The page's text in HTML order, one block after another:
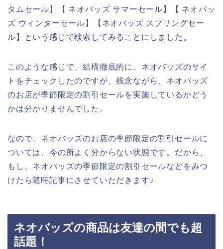
タムセール】【 ネオバッズ サマーセール】【 ネオバッ
ズ ウィンターセール】【ネオバッズ スプリングセー
ル】という感じで検索してみることにしました。
このような感じで、結構徹底的に、ネオバッズのサイ
トをチェックしたのですが、残念ながら、ネオバッズ
のお店が季節限定の割引セールを実施しているかどう
かは分かりませんでした。
なので、ネオバッズのお店の季節限定の割引セールに
ついては、今の所よく分からない状態です。だから、
もし、ネオバッズの季節限定の割引セールなどをみつ
けたら随時記事にさせていただきます♪
ネオバッズの商品は友達の間でも超
話題！